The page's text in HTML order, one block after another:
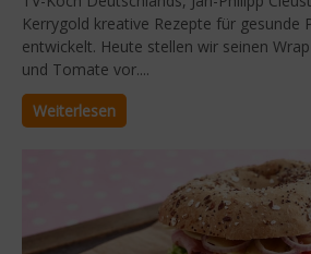
Kerrygold kreative Rezepte für gesunde
entwickelt. Heute stellen wir seinen
und Tomate vor....
Weiterlesen